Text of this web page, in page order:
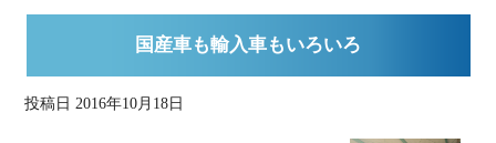
国産車も輸入車もいろいろ
投稿日 2016年10月18日